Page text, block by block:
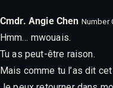
Cmdr. Angie Chen Number
Hmm… mwouais.
Tu as peut-être raison.
Mais comme tu l’as dit